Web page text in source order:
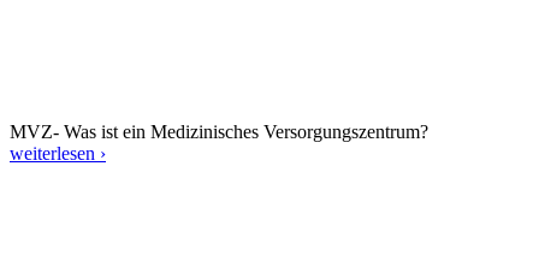
MVZ- Was ist ein Medizinisches Versorgungszentrum?
weiterlesen ›